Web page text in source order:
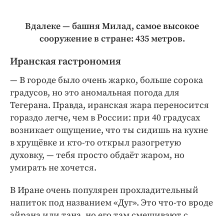
Вдалеке — башня Милад, самое высокое
сооружение в стране: 435 метров.
Иранская гастрономия
— В городе было очень жарко, больше сорока
градусов, но это аномальная погода для
Тегерана. Правда, иранская жара переносится
гораздо легче, чем в России: при 40 градусах
возникает ощущение, что ты сидишь на кухне
в хрущёвке и кто-­то открыл разогретую
духовку, — тебя просто обдаёт жаром, но
умирать не хочется.
В Иране очень популярен прохладительный
напиток под названием «Дуг». Это что-­то вроде